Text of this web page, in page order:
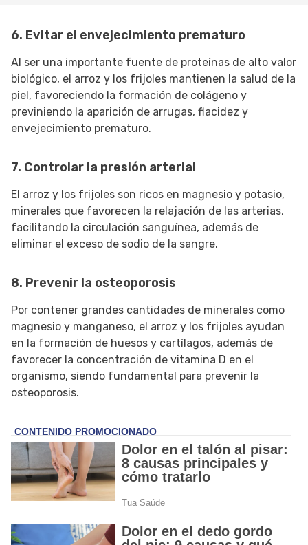
6. Evitar el envejecimiento prematuro
Al ser una importante fuente de proteínas de alto valor
biológico, el arroz y los frijoles mantienen la salud de la
piel, favoreciendo la formación de colágeno y
previniendo la aparición de arrugas, flacidez y
envejecimiento prematuro.
7. Controlar la presión arterial
El arroz y los frijoles son ricos en magnesio y potasio,
minerales que favorecen la relajación de las arterias,
facilitando la circulación sanguínea, además de
eliminar el exceso de sodio de la sangre.
8. Prevenir la osteoporosis
Por contener grandes cantidades de minerales como
magnesio y manganeso, el arroz y los frijoles ayudan
en la formación de huesos y cartílagos, además de
favorecer la concentración de vitamina D en el
organismo, siendo fundamental para prevenir la
osteoporosis.